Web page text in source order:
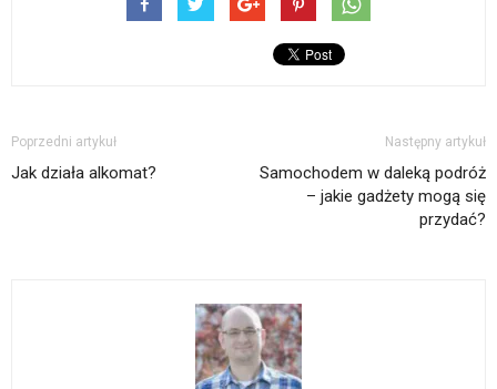
Poprzedni artykuł
Jak działa alkomat?
Następny artykuł
Samochodem w daleką podróż
– jakie gadżety mogą się
przydać?